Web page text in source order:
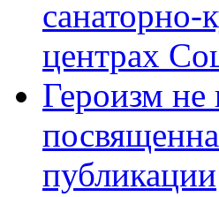
санаторно-
центрах
Героизм не
публикации